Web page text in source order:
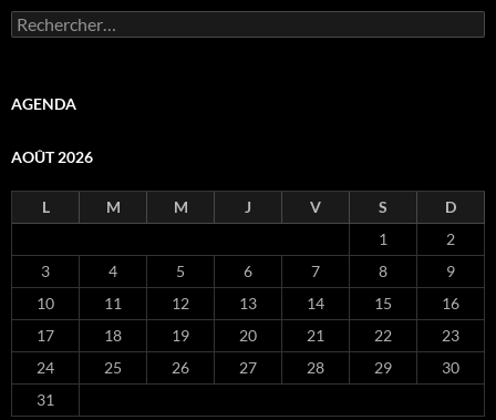
Rechercher :
AGENDA
AOÛT 2026
L M M J V S
D
1
2
3
4 5 6 7 8
9
10
11 12 13 14 15
16
17
18 19 20 21 22
23
24
25 26 27 28 29
30
31